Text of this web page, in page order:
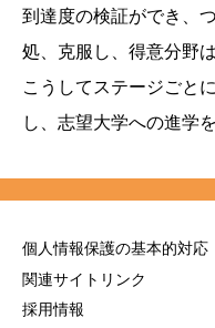
到達度の検証ができ、
処、克服し、得意分野
こうしてステージごと
し、志望大学への進学
個人情報保護の基本的対応
関連サイトリンク
採用情報